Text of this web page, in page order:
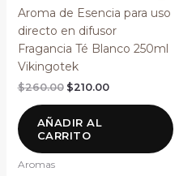
Aroma de Esencia para uso
directo en difusor
Fragancia Té Blanco 250ml
Vikingotek
$260.00
original
era:
$260.00.
$210.00
actual
es:
$210.00.
AÑADIR AL
CARRITO
Aromas